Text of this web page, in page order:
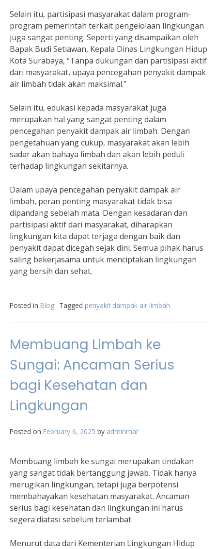
Selain itu, partisipasi masyarakat dalam program-
program pemerintah terkait pengelolaan lingkungan
juga sangat penting. Seperti yang disampaikan oleh
Bapak Budi Setiawan, Kepala Dinas Lingkungan Hidup
Kota Surabaya, “Tanpa dukungan dan partisipasi aktif
dari masyarakat, upaya pencegahan penyakit dampak
air limbah tidak akan maksimal.”
Selain itu, edukasi kepada masyarakat juga
merupakan hal yang sangat penting dalam
pencegahan penyakit dampak air limbah. Dengan
pengetahuan yang cukup, masyarakat akan lebih
sadar akan bahaya limbah dan akan lebih peduli
terhadap lingkungan sekitarnya.
Dalam upaya pencegahan penyakit dampak air
limbah, peran penting masyarakat tidak bisa
dipandang sebelah mata. Dengan kesadaran dan
partisipasi aktif dari masyarakat, diharapkan
lingkungan kita dapat terjaga dengan baik dan
penyakit dapat dicegah sejak dini. Semua pihak harus
saling bekerjasama untuk menciptakan lingkungan
yang bersih dan sehat.
Posted in Blog Tagged penyakit dampak air limbah
Membuang Limbah ke
Sungai: Ancaman Serius
bagi Kesehatan dan
Lingkungan
Posted on February 6, 2025 by adminmar
Membuang limbah ke sungai merupakan tindakan
yang sangat tidak bertanggung jawab. Tidak hanya
merugikan lingkungan, tetapi juga berpotensi
membahayakan kesehatan masyarakat. Ancaman
serius bagi kesehatan dan lingkungan ini harus
segera diatasi sebelum terlambat.
Menurut data dari Kementerian Lingkungan Hidup